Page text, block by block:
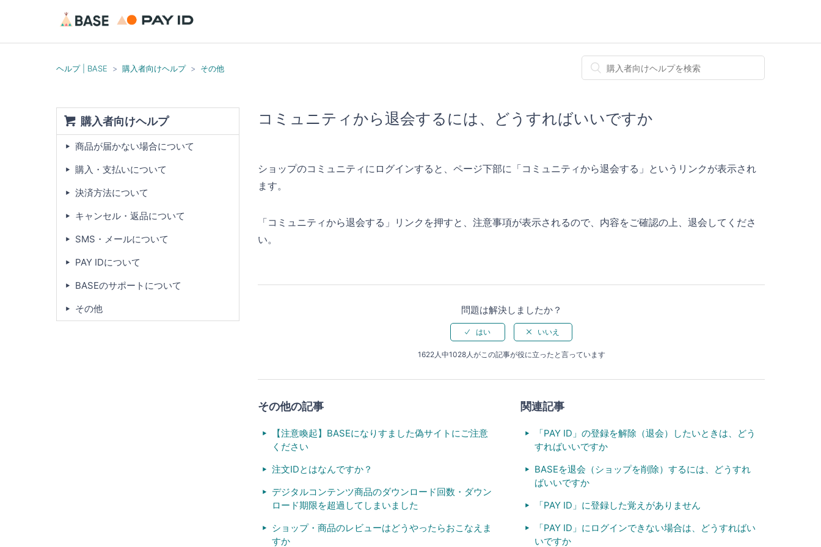
ヘルプ | BASE 購入者向けヘルプ その他
コミュニティから退会するには、どうすればいいですか
ショップのコミュニティにログインすると、ページ下部に「コミュニティから退会する」というリンクが表示され
ます。
「コミュニティから退会する」リンクを押すと、注意事項が表示されるので、内容をご確認の上、退会してくださ
い。
問題は解決しましたか？
1622人中1028人がこの記事が役に立ったと言っています
その他の記事
【注意喚起】BASEになりすました偽サイトにご注意
ください
注文IDとはなんですか？
デジタルコンテンツ商品のダウンロード回数・ダウン
ロード期限を超過してしまいました
ショップ・商品のレビューはどうやったらおこなえま
すか
関連記事
「PAY ID」の登録を解除（退会）したいときは、どう
すればいいですか
BASEを退会（ショップを削除）するには、どうすれ
ばいいですか
「PAY ID」に登録した覚えがありません
「PAY ID」にログインできない場合は、どうすればい
いですか
購入者向けヘルプ
商品が届かない場合について
購入・支払いについて
決済方法について
キャンセル・返品について
SMS・メールについて
PAY IDについて
BASEのサポートについて
その他